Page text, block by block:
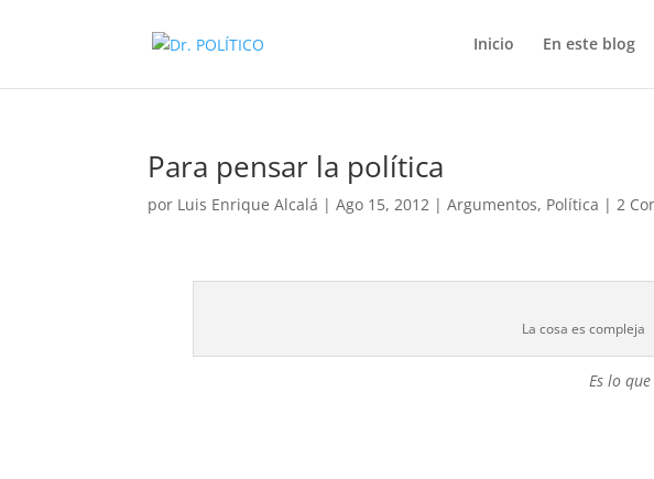
Inicio En este blog
Para pensar la política
por Luis Enrique Alcalá |Ago 15, 2012 |Argumentos, Política |2
La cosa es compleja
Es lo